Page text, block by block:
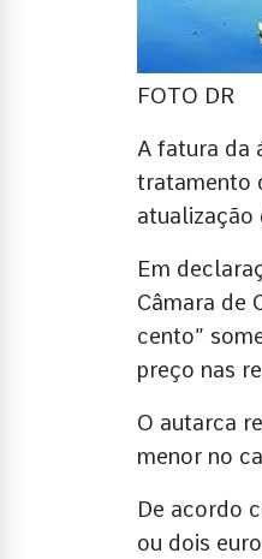
FOTO DR
A fatura da
tratamento
atualização
Em
Câmara de
cento”
preço nas
O autarca
menor no
De acordo
ou dois